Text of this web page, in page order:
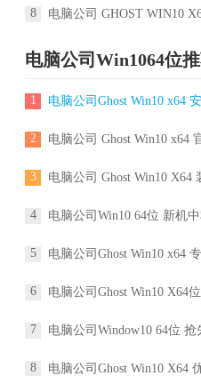
8 电脑公司 GHOST WIN10
电脑公司Win1064位
1 电脑公司Ghost Win10 x64
2 电脑公司 Ghost Win10 x64
3 电脑公司 Ghost Win10 X64
4 电脑公司Win10 64位 新机
5 电脑公司Ghost Win10 x64
6 电脑公司Ghost Win10 X64
7 电脑公司Window10 64位 抢
8 电脑公司Ghost Win10 X64